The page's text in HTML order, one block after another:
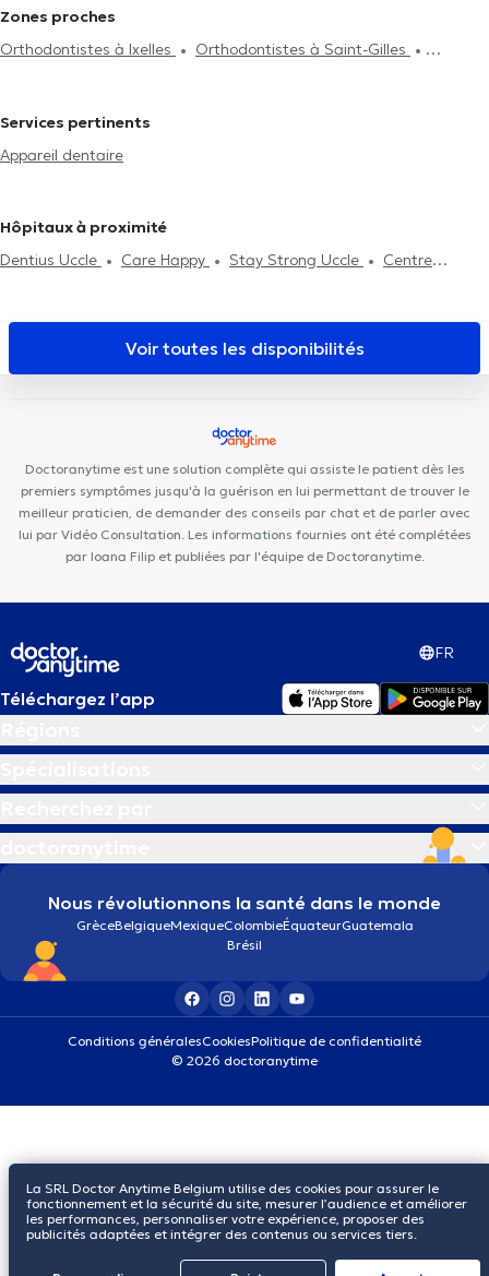
Zones proches
Orthodontistes à Ixelles
Orthodontistes à Saint-Gilles
Pierre
Orthodontistes à Saint-Josse-Ten-Noode
Orthodontistes à Anderlecht
Rhode-Saint-Genèse
Ganshoren
Orthodontistes à Laeken
Orthodontistes à Jette
Orthodontistes à Zaventem
Services pertinents
Appareil dentaire
Hôpitaux à proximité
Dentius Uccle
Care Happy Stay Strong Uccle
Centre
Audition Confort Centre Médical Churchill
Corner
Cabinet Dentaire Ouistity Uccle
Aspera Medical Center
Clinique médico dentaire d’Uccle
Voir toutes les disponibilités
Doctoranytime est une solution complète qui assiste le patient dès les
premiers symptômes jusqu'à la guérison en lui permettant de trouver le
meilleur praticien, de demander des conseils par chat et de parler avec
lui par Vidéo Consultation. Les informations fournies ont été complétées
par Ioana Filip et publiées par l'équipe de Doctoranytime.
FR
Téléchargez l’app
Nous révolutionnons la santé dans le monde
GrèceBelgiqueMexiqueColombieÉquateurGuatemala
Brésil
Conditions généralesCookiesPolitique de confidentialité
© 2026 doctoranytime
La SRL Doctor Anytime Belgium utilise des cookies pour assurer le
fonctionnement et la sécurité du site, mesurer l’audience et améliorer
les performances, personnaliser votre expérience, proposer des
publicités adaptées et intégrer des contenus ou services tiers.